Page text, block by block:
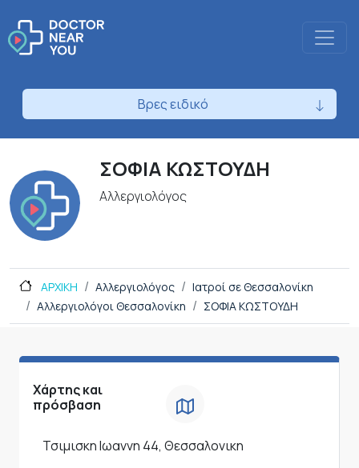
Βρες ειδικό
ΣΟΦΙΑ ΚΩΣΤΟΥΔΗ
Αλλεργιολόγος
ΑΡΧΙΚΗ Αλλεργιολόγος
Ιατροί σε Θεσσαλονίκη
Αλλεργιολόγοι Θεσσαλονίκη
ΣΟΦΙΑ ΚΩΣΤΟΥΔΗ
Χάρτης και
πρόσβαση
Τσιμισκη Ιωαννη 44, Θεσσαλονικη